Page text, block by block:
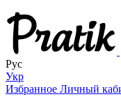
Рус
Укр
Избранное Личный